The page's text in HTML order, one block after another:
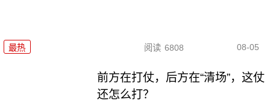
最热 阅读 6808 08-05
前方在打仗，后方在“清场”，这仗
还怎么打？